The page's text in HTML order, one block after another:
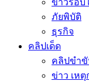
ข่าวรอบ
ภัยพิบัติ
ธุรกิจ
คลิปเด็ด
คลิปขำ
ข่าว เห